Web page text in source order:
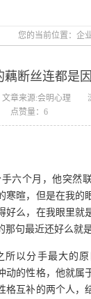
您的当前位置： 企
藕断丝连都是
文章来源:会明心理
点赞量：6
六个月，他突然
寒暄，但是在我的
好么，在我眼里就
句最近还好么就
所以分手最大的
动的性格，他就属
格互补的两个人，